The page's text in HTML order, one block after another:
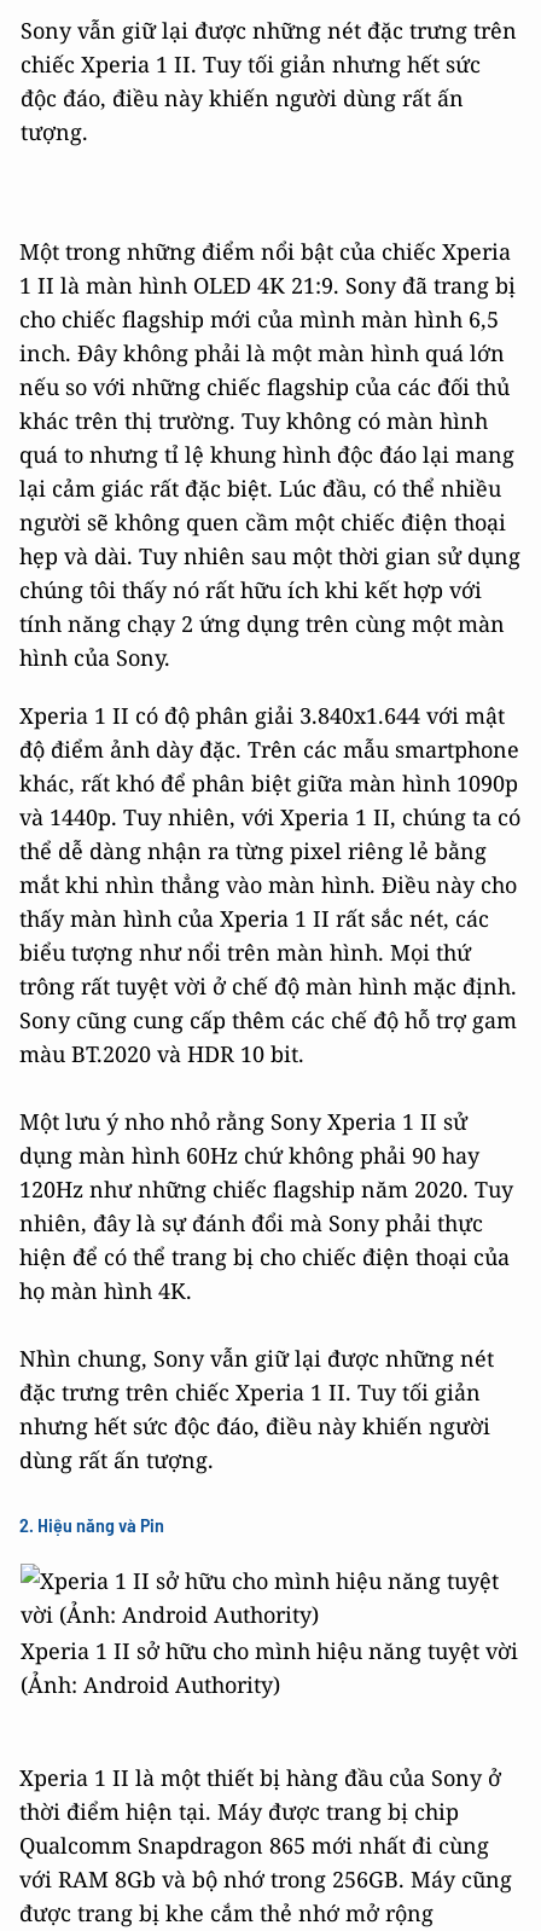
Sony vẫn giữ lại được những nét đặc trưng trên
chiếc Xperia 1 II. Tuy tối giản nhưng hết sức
độc đáo, điều này khiến người dùng rất ấn
tượng.
Một trong những điểm nổi bật của chiếc Xperia
1 II là màn hình OLED 4K 21:9. Sony đã trang bị
cho chiếc flagship mới của mình màn hình 6,5
inch. Đây không phải là một màn hình quá lớn
nếu so với những chiếc flagship của các đối thủ
khác trên thị trường. Tuy không có màn hình
quá to nhưng tỉ lệ khung hình độc đáo lại mang
lại cảm giác rất đặc biệt. Lúc đầu, có thể nhiều
người sẽ không quen cầm một chiếc điện thoại
hẹp và dài. Tuy nhiên sau một thời gian sử dụng
chúng tôi thấy nó rất hữu ích khi kết hợp với
tính năng chạy 2 ứng dụng trên cùng một màn
hình của Sony.
Xperia 1 II có độ phân giải 3.840x1.644 với mật
độ điểm ảnh dày đặc. Trên các mẫu smartphone
khác, rất khó để phân biệt giữa màn hình 1090p
và 1440p. Tuy nhiên, với Xperia 1 II, chúng ta có
thể dễ dàng nhận ra từng pixel riêng lẻ bằng
mắt khi nhìn thẳng vào màn hình. Điều này cho
thấy màn hình của Xperia 1 II rất sắc nét, các
biểu tượng như nổi trên màn hình. Mọi thứ
trông rất tuyệt vời ở chế độ màn hình mặc định.
Sony cũng cung cấp thêm các chế độ hỗ trợ gam
màu BT.2020 và HDR 10 bit.
Một lưu ý nho nhỏ rằng Sony Xperia 1 II sử
dụng màn hình 60Hz chứ không phải 90 hay
120Hz như những chiếc flagship năm 2020. Tuy
nhiên, đây là sự đánh đổi mà Sony phải thực
hiện để có thể trang bị cho chiếc điện thoại của
họ màn hình 4K.
Nhìn chung, Sony vẫn giữ lại được những nét
đặc trưng trên chiếc Xperia 1 II. Tuy tối giản
nhưng hết sức độc đáo, điều này khiến người
dùng rất ấn tượng.
2. Hiệu năng và Pin
Xperia 1 II sở hữu cho mình hiệu năng tuyệt vời
(Ảnh: Android Authority)
Xperia 1 II là một thiết bị hàng đầu của Sony ở
thời điểm hiện tại. Máy được trang bị chip
Qualcomm Snapdragon 865 mới nhất đi cùng
với RAM 8Gb và bộ nhớ trong 256GB. Máy cũng
được trang bị khe cắm thẻ nhớ mở rộng